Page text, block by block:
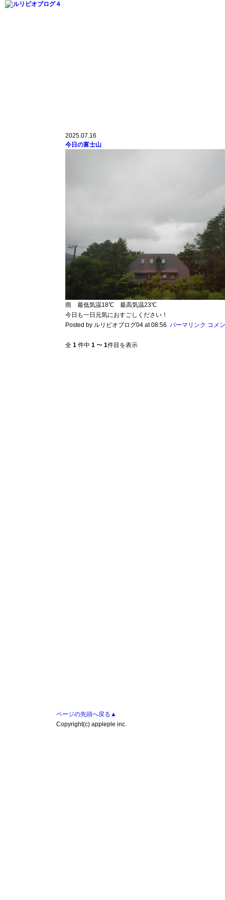
2025.07.16
今日の富士山
雨 最低気温18℃ 最高気温23℃
今日も一日元気におすごしください！
Posted by ルリビオブログ04 at 08:56 パーマリンク コメ
全 1 件中 1 〜 1件目を表示
ページの先頭へ戻る▲
Copyright(c) appleple inc.